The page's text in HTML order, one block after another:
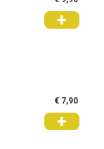
+
€ 7,90
+